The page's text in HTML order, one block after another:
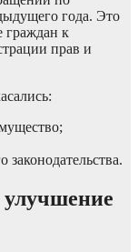
года. Это
граждан к
прав и
законодательства.